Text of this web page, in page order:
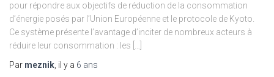
pour répondre aux objectifs de réduction de la consommation
d’énergie posés par l’Union Européenne et le protocole de Kyoto.
Ce système présente l’avantage d’inciter de nombreux acteurs à
réduire leur consommation : les […]
Par meznik , il y a 6 ans